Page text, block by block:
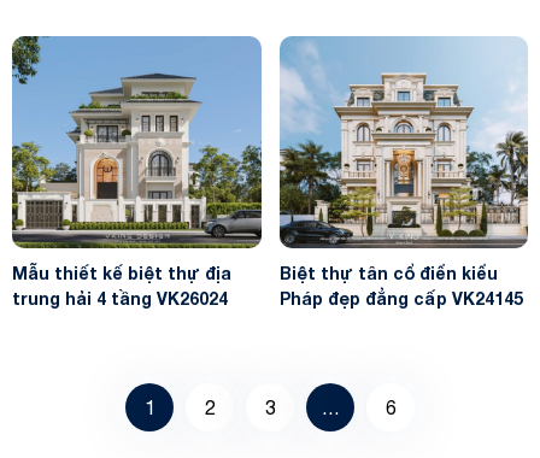
Mẫu thiết kế biệt thự địa
trung hải 4 tầng VK26024
Biệt thự tân cổ điển kiểu
Pháp đẹp đẳng cấp VK24145
1 2 3 … 6